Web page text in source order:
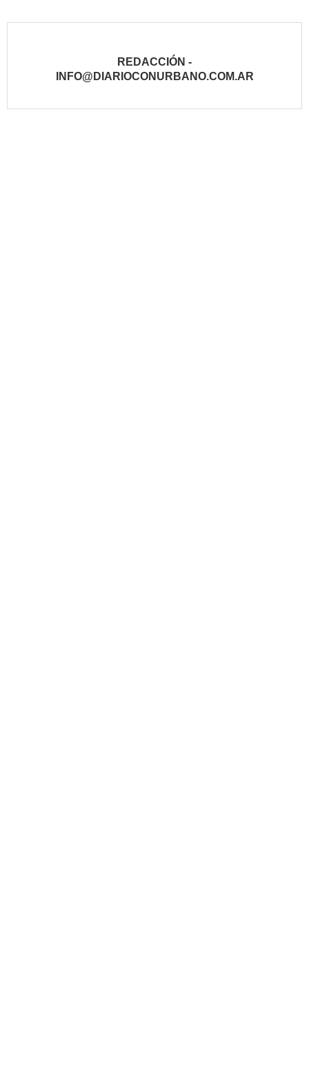
REDACCIÓN -
INFO@DIARIOCONURBANO.COM.AR